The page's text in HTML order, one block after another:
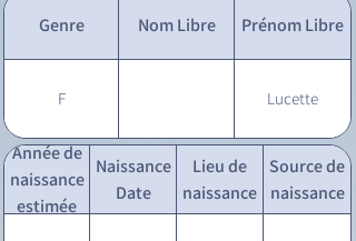
Genre Nom Libre Prénom Libre
F Lucette
Année de
naissance
estimée
Naissance
Date
Lieu de
naissance
Source de
naissance